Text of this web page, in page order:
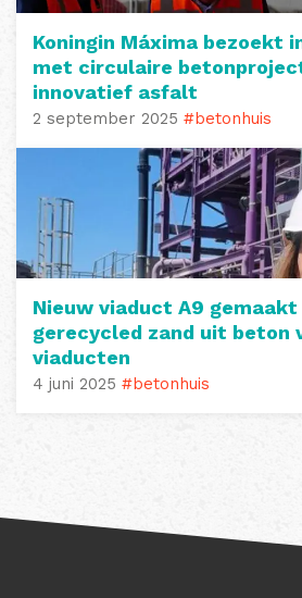
Koningin Máxima bezoekt
met circulaire
innovatief asfalt
2 september 2025 #betonhuis
Nieuw viaduct A9
gerecycled zand uit beton
viaducten
4 juni 2025 #betonhuis